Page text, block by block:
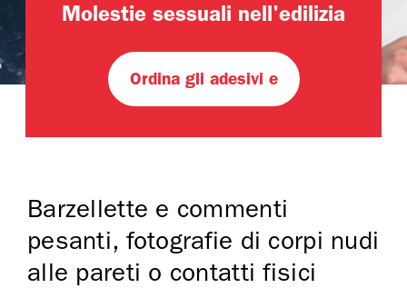
Molestie sessuali nell'edilizia
Ordina gli adesivi e
Barzellette e commenti
pesanti, fotografie di corpi nudi
alle pareti o contatti fisici